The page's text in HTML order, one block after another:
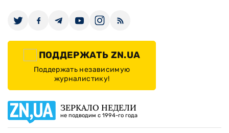
ПОДДЕРЖАТЬ ZN.UA
Поддержать независимую
журналистику!
ЗЕРКАЛО НЕДЕЛИ
не подводим с 1994-го года